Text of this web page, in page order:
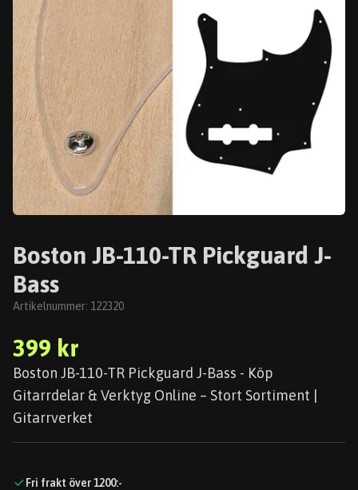
Boston JB-110-TR Pickguard J-
Bass
Artikelnummer: 122320
399 kr
Boston JB-110-TR Pickguard J-Bass - Köp
Gitarrdelar & Verktyg Online – Stort Sortiment |
Gitarrverket
Fri frakt över 1200:-